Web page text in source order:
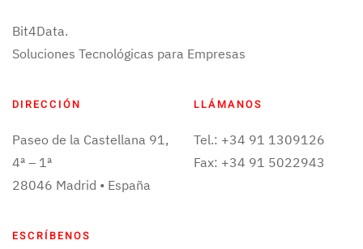
Bit4Data.
Soluciones Tecnológicas para Empresas
DIRECCIÓN
Paseo de la Castellana 91,
4ª – 1ª
28046 Madrid • España
LLÁMANOS
Tel.: +34 91 1309126
Fax: +34 91 5022943
ESCRÍBENOS